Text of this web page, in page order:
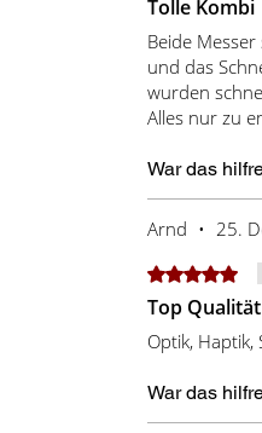
Tolle Kombi
Beide
und das
wurden
Alles nur zu
War das
Arnd • 25.
Mit 5 von 5
Top
Optik, Haptik,
War das